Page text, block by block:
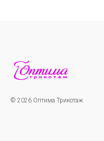
© 2026 Оптима Трикотаж